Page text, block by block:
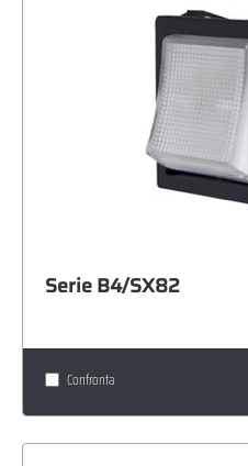
Serie B4/SX82
Confronta